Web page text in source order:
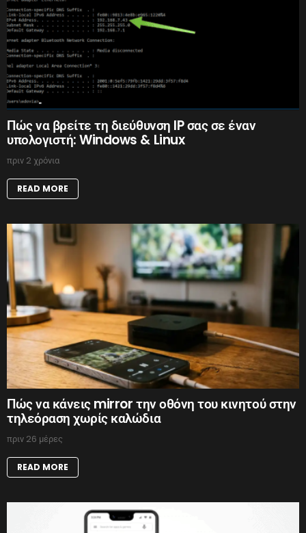
Πώς να βρείτε τη διεύθυνση IP σας σε έναν
υπολογιστή: Windows & Linux
πριν 2 χρόνια
READ MORE
Πώς να κάνεις mirror την οθόνη του κινητού στην
τηλεόραση χωρίς καλώδια
πριν 26 μέρες
READ MORE